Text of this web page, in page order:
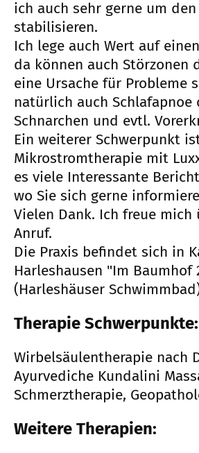
ich auch sehr gerne um den
stabilisieren.
Ich lege auch Wert auf
da können auch Störzonen
eine Ursache für Probleme
natürlich auch Schlafapnoe
Schnarchen und evtl.
Ein weiterer Schwerpunkt
Mikrostromtherapie mit
es viele Interessante
wo Sie sich gerne
Vielen Dank. Ich freue mich
Anruf.
Die Praxis befindet sich in
Harleshausen "Im Baumhof
(Harleshäuser
Therapie Schwerpunkte:
Wirbelsäulentherapie nach
Ayurvediche Kundalini
Schmerztherapie,
Weitere Therapien: